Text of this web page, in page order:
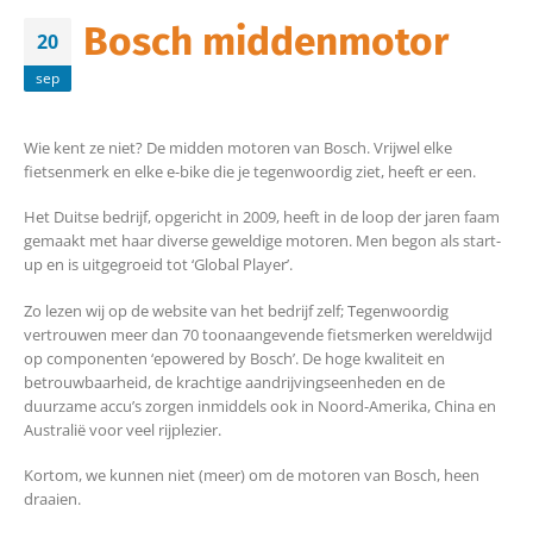
20
sep
Bosch middenmotor
Wie kent ze niet? De midden motoren van Bosch. Vrijwel elke
fietsenmerk en elke e-bike die je tegenwoordig ziet, heeft er een.
Het Duitse bedrijf, opgericht in 2009, heeft in de loop der jaren faam
gemaakt met haar diverse geweldige motoren. Men begon als start-
up en is uitgegroeid tot ‘Global Player’.
Zo lezen wij op de website van het bedrijf zelf; Tegenwoordig
vertrouwen meer dan 70 toonaangevende fietsmerken wereldwijd
op componenten ‘epowered by Bosch’. De hoge kwaliteit en
betrouwbaarheid, de krachtige aandrijvingseenheden en de
duurzame accu’s zorgen inmiddels ook in Noord-Amerika, China en
Australië voor veel rijplezier.
Kortom, we kunnen niet (meer) om de motoren van Bosch, heen
draaien.